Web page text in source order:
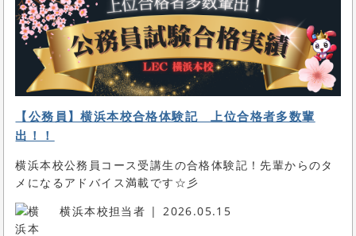
【公務員】横浜本校合格体験記 上位合格者多数輩
出！！
横浜本校公務員コース受講生の合格体験記！先輩からのタ
メになるアドバイス満載です☆彡
横浜本校担当者
2026.05.15